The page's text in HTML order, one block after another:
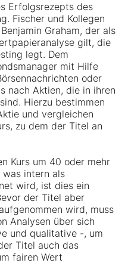
Erfolgsrezepts des
Fischer und Kollegen
Graham, der als
gilt, die
legt. Dem
mit Hilfe
oder
nach Aktien, die in ihren
Hierzu bestimmen
und vergleichen
zu dem der Titel an
Kurs um 40 oder mehr
intern als
wird, ist dies ein
der Titel aber
wird, muss
Analysen über sich
und qualitative -, um
Titel auch das
fairen Wert